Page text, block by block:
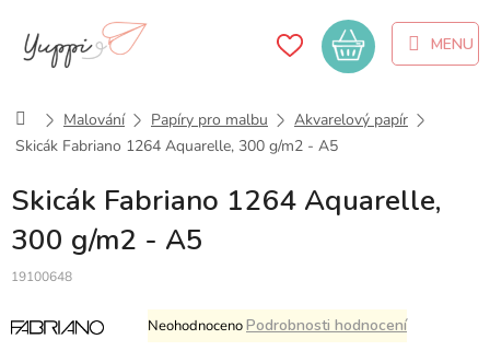
obsah
Nákupní
košík
DomůMalování Papíry pro malbu
Akvarelový papír
Skicák Fabriano 1264 Aquarelle, 300 g/m2 - A5
Skicák Fabriano 1264 Aquarelle,
300 g/m2 - A5
19100648
Průměrné
hodnocení
NeohodnocenoPodrobnosti hodnocení